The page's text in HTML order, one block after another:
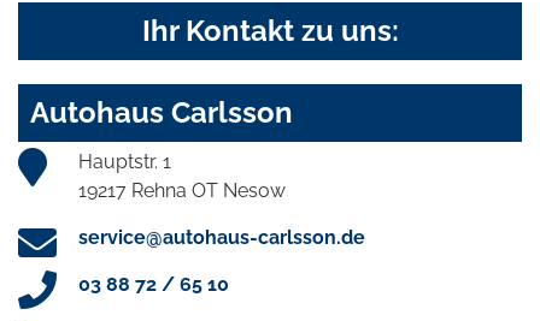
Ihr Kontakt zu uns:
Autohaus Carlsson
Hauptstr. 1
19217 Rehna OT Nesow
service@autohaus-carlsson.de
03 88 72 / 65 10